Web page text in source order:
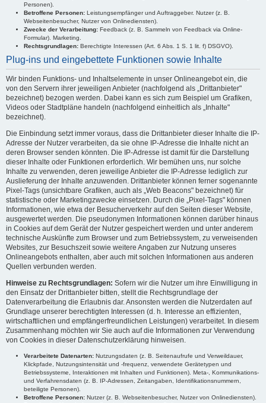
Personen).
Betroffene Personen: Leistungsempfänger und Auftraggeber. Nutzer (z. B.
Webseitenbesucher, Nutzer von Onlinediensten).
Zwecke der Verarbeitung: Feedback (z. B. Sammeln von Feedback via Online-
Formular). Marketing.
Rechtsgrundlagen: Berechtigte Interessen (Art. 6 Abs. 1 S. 1 lit. f) DSGVO).
Plug-ins und eingebettete Funktionen sowie Inhalte
Wir binden Funktions- und Inhaltselemente in unser Onlineangebot ein, die
von den Servern ihrer jeweiligen Anbieter (nachfolgend als „Drittanbieter"
bezeichnet) bezogen werden. Dabei kann es sich zum Beispiel um Grafiken,
Videos oder Stadtpläne handeln (nachfolgend einheitlich als „Inhalte"
bezeichnet).
Die Einbindung setzt immer voraus, dass die Drittanbieter dieser Inhalte die IP-
Adresse der Nutzer verarbeiten, da sie ohne IP-Adresse die Inhalte nicht an
deren Browser senden könnten. Die IP-Adresse ist damit für die Darstellung
dieser Inhalte oder Funktionen erforderlich. Wir bemühen uns, nur solche
Inhalte zu verwenden, deren jeweilige Anbieter die IP-Adresse lediglich zur
Auslieferung der Inhalte anzuwenden. Drittanbieter können ferner sogenannte
Pixel-Tags (unsichtbare Grafiken, auch als „Web Beacons" bezeichnet) für
statistische oder Marketingzwecke einsetzen. Durch die „Pixel-Tags" können
Informationen, wie etwa der Besucherverkehr auf den Seiten dieser Website,
ausgewertet werden. Die pseudonymen Informationen können darüber hinaus
in Cookies auf dem Gerät der Nutzer gespeichert werden und unter anderem
technische Auskünfte zum Browser und zum Betriebssystem, zu verweisenden
Websites, zur Besuchszeit sowie weitere Angaben zur Nutzung unseres
Onlineangebots enthalten, aber auch mit solchen Informationen aus anderen
Quellen verbunden werden.
Hinweise zu Rechtsgrundlagen: Sofern wir die Nutzer um ihre Einwilligung in
den Einsatz der Drittanbieter bitten, stellt die Rechtsgrundlage der
Datenverarbeitung die Erlaubnis dar. Ansonsten werden die Nutzerdaten auf
Grundlage unserer berechtigten Interessen (d. h. Interesse an effizienten,
wirtschaftlichen und empfängerfreundlichen Leistungen) verarbeitet. In diesem
Zusammenhang möchten wir Sie auch auf die Informationen zur Verwendung
von Cookies in dieser Datenschutzerklärung hinweisen.
Verarbeitete Datenarten: Nutzungsdaten (z. B. Seitenaufrufe und Verweildauer,
Klickpfade, Nutzungsintensität und -frequenz, verwendete Gerätetypen und
Betriebssysteme, Interaktionen mit Inhalten und Funktionen). Meta-, Kommunikations-
und Verfahrensdaten (z. B. IP-Adressen, Zeitangaben, Identifikationsnummern,
beteiligte Personen).
Betroffene Personen: Nutzer (z. B. Webseitenbesucher, Nutzer von Onlinediensten).